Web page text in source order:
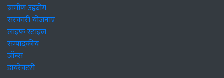
ग्रामीण उद्द्योग
सरकारी योजनाएं
लाइफ स्टाइल
सम्पादकीय
जॉब्स
डायरेक्टरी